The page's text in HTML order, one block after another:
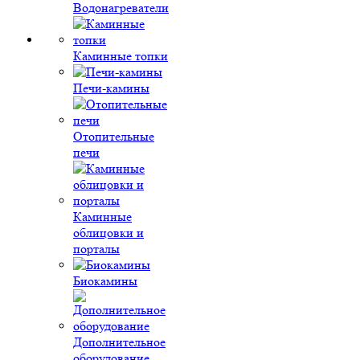
Водонагреватели
Каминные топки
Печи-камины
Отопительные
печи
Каминные
облицовки и
порталы
Биокамины
Дополнительное